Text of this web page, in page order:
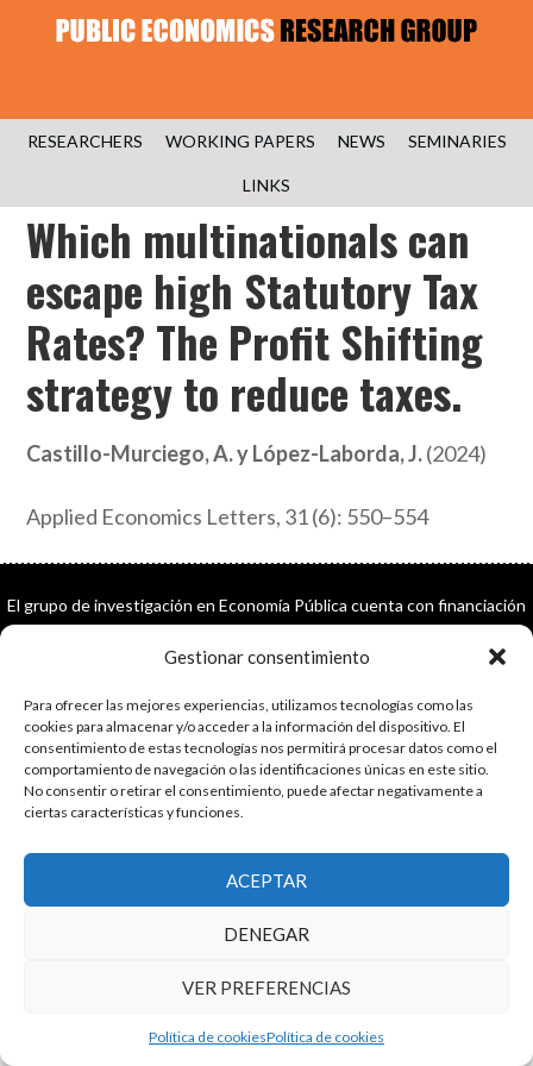
Gestionar consentimiento
Para ofrecer las mejores experiencias, utilizamos tecnologías como las
cookies para almacenar y/o acceder a la información del dispositivo. El
consentimiento de estas tecnologías nos permitirá procesar datos como el
comportamiento de navegación o las identificaciones únicas en este sitio.
No consentir o retirar el consentimiento, puede afectar negativamente a
ciertas características y funciones.
ACEPTAR
DENEGAR
VER PREFERENCIAS
Política de cookiesPolítica de cookies
RESEARCHERS WORKING PAPERS NEWS SEMINARIES
LINKS
Which multinationals can
escape high Statutory Tax
Rates? The Profit Shifting
strategy to reduce taxes.
Castillo-Murciego, A. y López-Laborda, J.(2024)
Applied Economics Letters, 31 (6): 550–554
El grupo de investigación en Economía Pública cuenta con financiación
del Gobierno de Aragón
Copyright © 2025 ·Monta tu Blog· construido con el framework
Cookies|Política de privacidad de datos
Copyright © 2025 ·Tema para economía pública enGenesis Framework
WordPress ·Acceder